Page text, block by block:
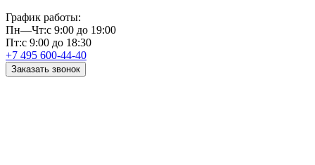
График работы:
Пн—Чт:с 9:00 до 19:00
Пт:с 9:00 до 18:30
+7 495 600-44-40
Заказать звонок